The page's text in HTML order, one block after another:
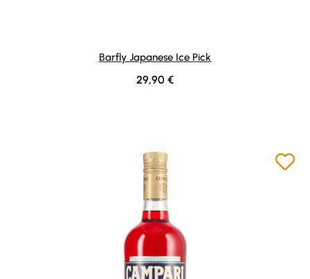
Barfly Japanese Ice Pick
Regulärer Preis:
29,90 €